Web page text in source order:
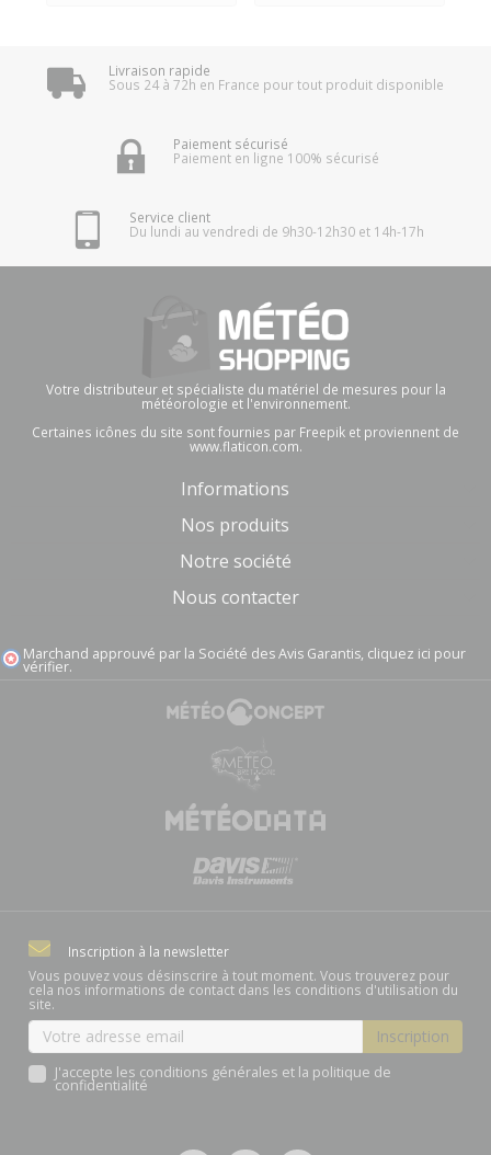
Livraison rapide
Sous 24 à 72h en France pour tout produit disponible
Paiement sécurisé
Paiement en ligne 100% sécurisé
Service client
Du lundi au vendredi de 9h30-12h30 et 14h-17h
Votre distributeur et spécialiste du matériel de mesures pour la
météorologie et l'environnement.
Certaines icônes du site sont fournies par Freepik et proviennent de
www.flaticon.com.
Informations
Nos produits
Notre société
Nous contacter
Marchand approuvé par la Société des Avis Garantis, cliquez ici pour
vérifier.
Inscription à la newsletter
Vous pouvez vous désinscrire à tout moment. Vous trouverez pour
cela nos informations de contact dans les conditions d'utilisation du
site.
J'accepte les conditions générales et la politique de
confidentialité